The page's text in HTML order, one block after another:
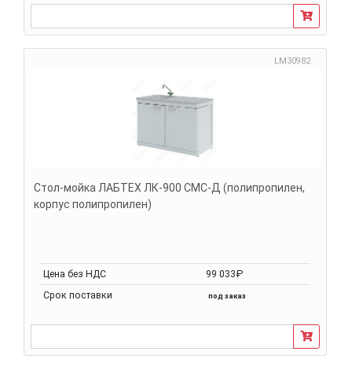
LM30982
Стол-мойка ЛАБТЕХ ЛК-900 СМС-Д (полипропилен,
корпус полипропилен)
Цена без НДС
99 033₽
Срок поставки
под заказ